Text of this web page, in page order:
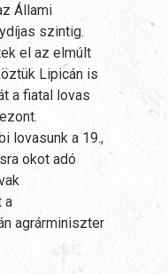
Állami
szintig.
el az elmúlt
Lipicán is
a fiatal lovas
lovasunk a 19.,
okot adó
a
agrárminiszter